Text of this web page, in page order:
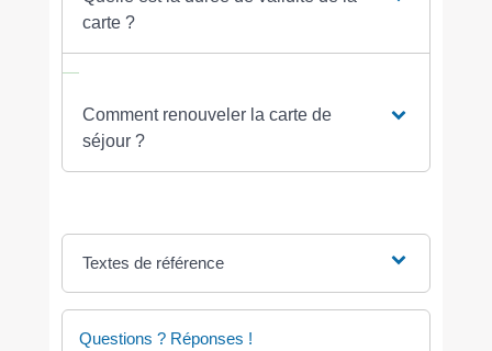
carte ?
Comment renouveler la carte de
séjour ?
Textes de référence
Questions ? Réponses !